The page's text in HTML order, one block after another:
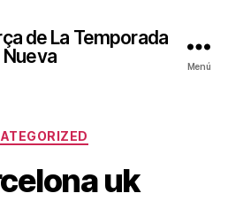
de La Temporada
Nueva
Menú
Categorías
uk